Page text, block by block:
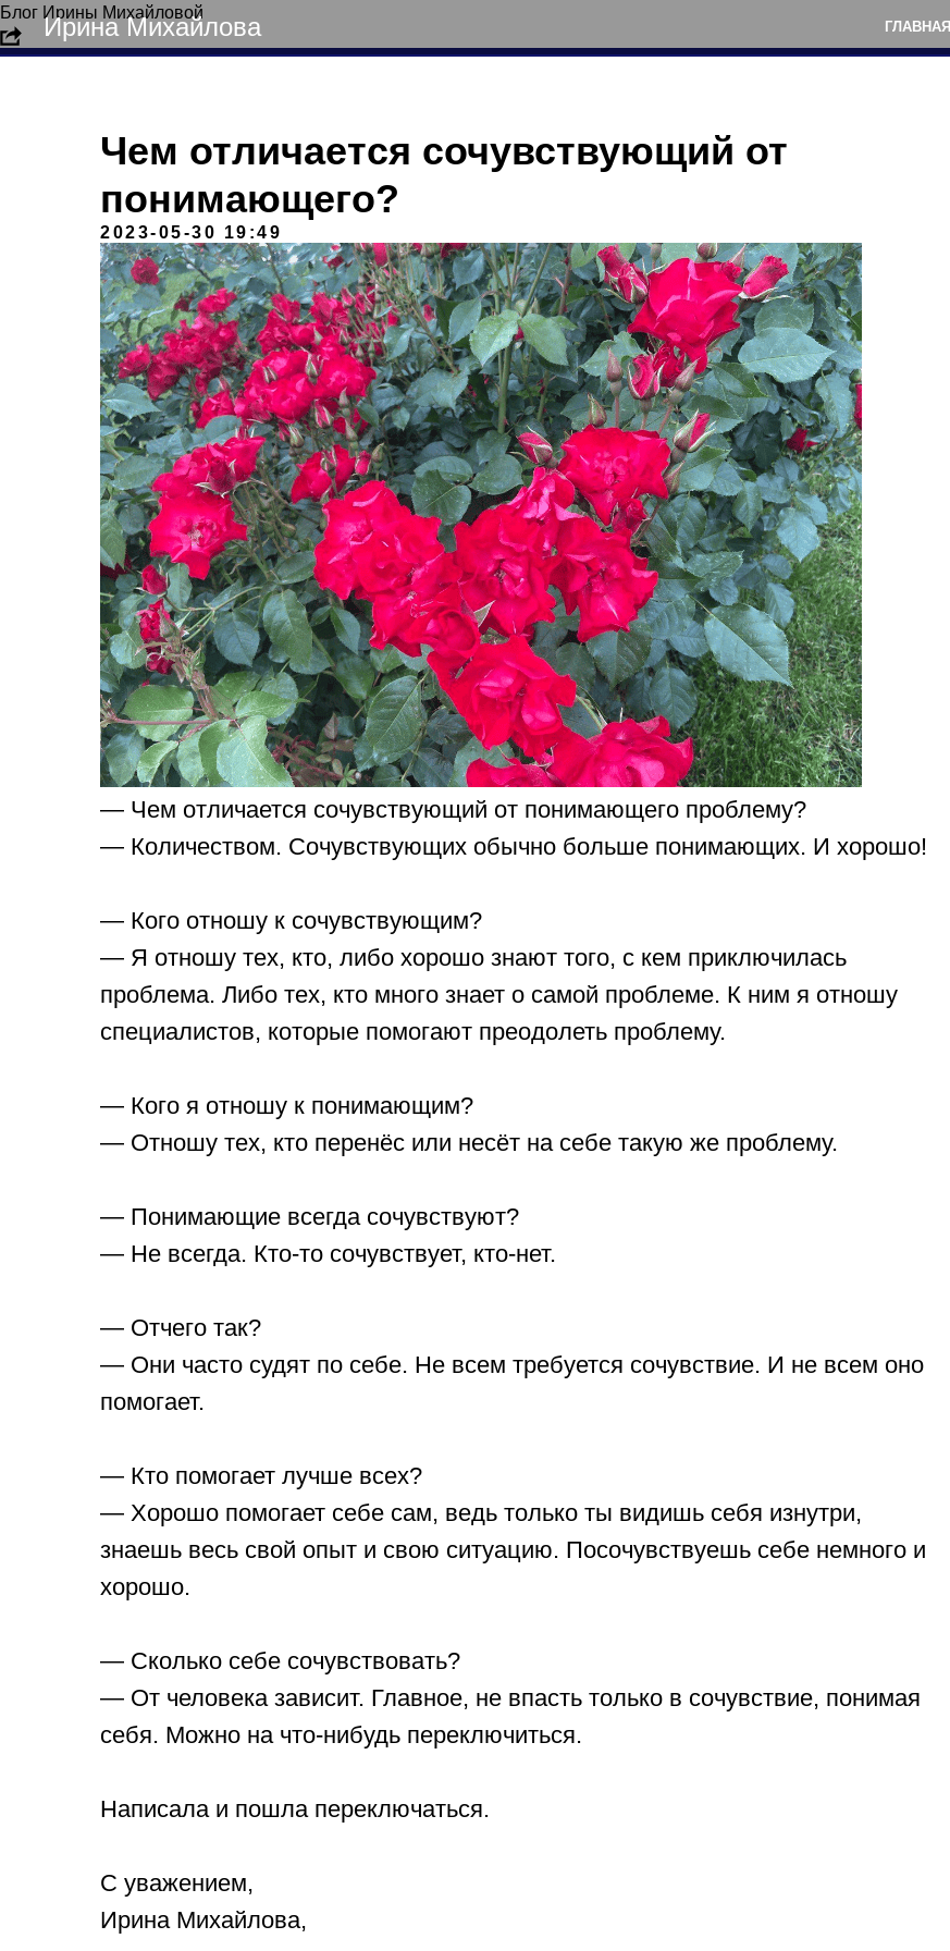
Блог Ирины Михайловой
Чем отличается сочувствующий от
понимающего?
2023-05-30 19:49
— Чем отличается сочувствующий от понимающего проблему?
— Количеством. Сочувствующих обычно больше понимающих. И хорошо!
— Кого отношу к сочувствующим?
— Я отношу тех, кто, либо хорошо знают того, с кем приключилась
проблема. Либо тех, кто много знает о самой проблеме. К ним я отношу
специалистов, которые помогают преодолеть проблему.
— Кого я отношу к понимающим?
— Отношу тех, кто перенёс или несёт на себе такую же проблему.
— Понимающие всегда сочувствуют?
— Не всегда. Кто-то сочувствует, кто-нет.
— Отчего так?
— Они часто судят по себе. Не всем требуется сочувствие. И не всем оно
помогает.
— Кто помогает лучше всех?
— Хорошо помогает себе сам, ведь только ты видишь себя изнутри,
знаешь весь свой опыт и свою ситуацию. Посочувствуешь себе немного и
хорошо.
— Сколько себе сочувствовать?
— От человека зависит. Главное, не впасть только в сочувствие, понимая
себя. Можно на что-нибудь переключиться.
Написала и пошла переключаться.
С уважением,
Ирина Михайлова,
Ирина Михайлова ГЛАВНАЯ